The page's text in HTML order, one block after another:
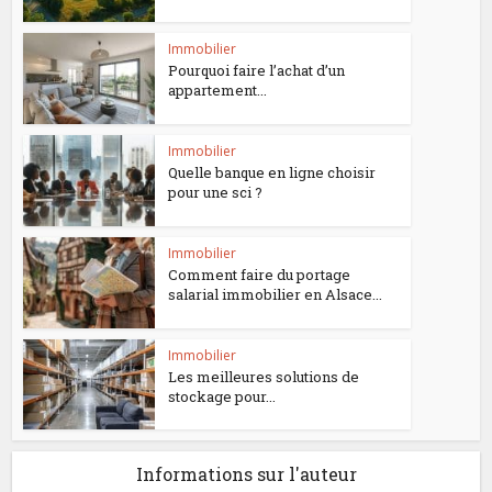
Immobilier
Pourquoi faire l’achat d’un
appartement...
Immobilier
Quelle banque en ligne choisir
pour une sci ?
Immobilier
Comment faire du portage
salarial immobilier en Alsace...
Immobilier
Les meilleures solutions de
stockage pour...
Informations sur l'auteur